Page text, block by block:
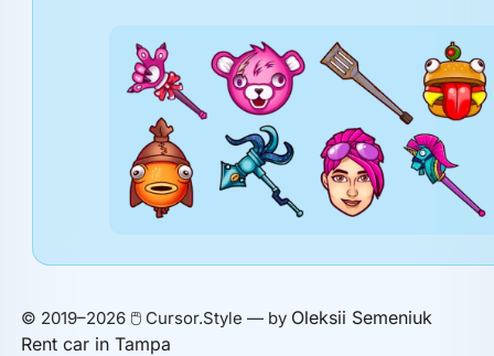
© 2019–2026 🖱️ Cursor.Style — by Oleksii Semeniuk
Rent car in Tampa